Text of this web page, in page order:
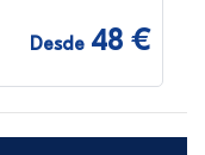
Desde 48 €